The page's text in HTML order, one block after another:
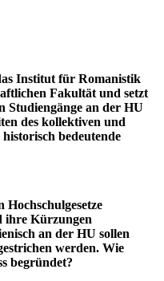
Institut für Romanistik
Fakultät und setzt
Studiengänge an der HU
des kollektiven und
bedeutende
ihre Kürzungen
an der HU sollen
werden. Wie
begründet?